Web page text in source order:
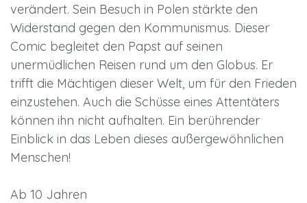
verändert. Sein Besuch in Polen stärkte den
Widerstand gegen den Kommunismus. Dieser
Comic begleitet den Papst auf seinen
unermüdlichen Reisen rund um den Globus. Er
trifft die Mächtigen dieser Welt, um für den Frieden
einzustehen. Auch die Schüsse eines Attentäters
können ihn nicht aufhalten. Ein berührender
Einblick in das Leben dieses außergewöhnlichen
Menschen!
Ab 10 Jahren